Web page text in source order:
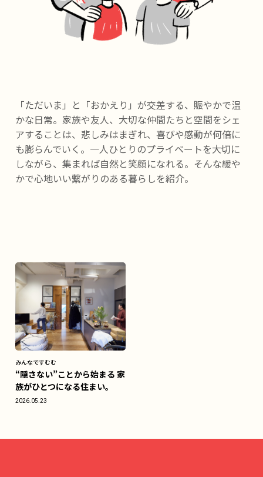
「ただいま」と「おかえり」が交差する、賑やかで温
かな日常。家族や友人、大切な仲間たちと空間をシェ
アすることは、悲しみはまぎれ、喜びや感動が何倍に
も膨らんでいく。一人ひとりのプライベートを大切に
しながら、集まれば自然と笑顔になれる。そんな緩や
かで心地いい繋がりのある暮らしを紹介。
みんなですむむ
“隠さない”ことから始まる 家
族がひとつになる住まい。
2026.05.23